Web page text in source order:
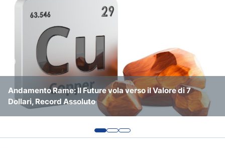
Previsioni Nasdaq 100
Previsioni S&P 500
Andamento Rame: Il Future vola verso il Valore di 7
Dollari, Record Assoluto
Previsioni Bitcoin/Usd: Estate Laterale e Rimbalzo Atteso
a Fine Anno
Petrolio e Mercati: Nuovo Calo del Prezzo del Greggio
che dà ragione ai Mercati Azionari